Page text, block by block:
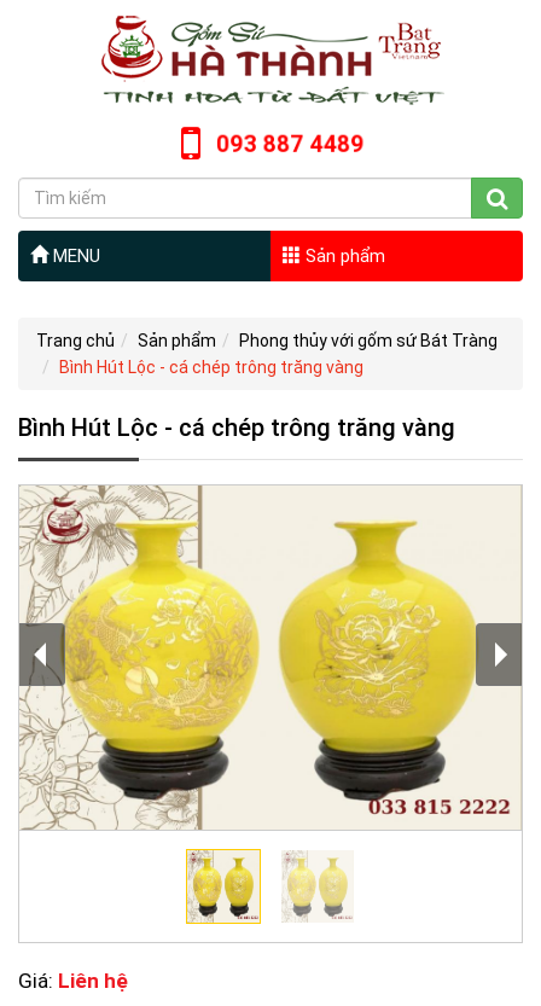
093 887 4489
MENU Sản phẩm
Trang chủ Sản phẩm
Phong thủy với gốm sứ Bát Tràng
Bình Hút Lộc - cá chép trông trăng vàng
Bình Hút Lộc - cá chép trông trăng vàng
Giá: Liên hệ